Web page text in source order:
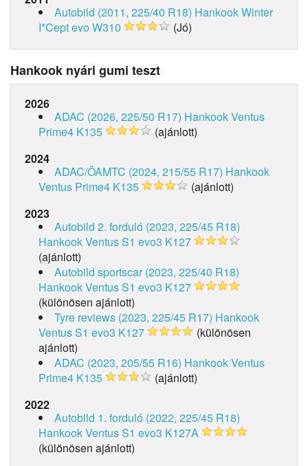
Autobild (2011, 225/40 R18) Hankook Winter
I*Cept evo W310
(Jó)
Hankook nyári gumi teszt
2026
ADAC (2026, 225/50 R17) Hankook Ventus
Prime4 K135
(ajánlott)
2024
ADAC/ÖAMTC (2024, 215/55 R17) Hankook
Ventus Prime4 K135
(ajánlott)
2023
Autobild 2. forduló (2023, 225/45 R18)
Hankook Ventus S1 evo3 K127
(ajánlott)
Autobild sportscar (2023, 225/40 R18)
Hankook Ventus S1 evo3 K127
(különösen ajánlott)
Tyre reviews (2023, 225/45 R17) Hankook
Ventus S1 evo3 K127
(különösen
ajánlott)
ADAC (2023, 205/55 R16) Hankook Ventus
Prime4 K135
(ajánlott)
2022
Autobild 1. forduló (2022, 225/45 R18)
Hankook Ventus S1 evo3 K127A
(különösen ajánlott)